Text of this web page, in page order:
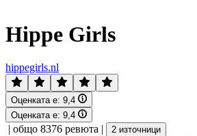
Hippe Girls
hippegirls.nl
Оценката е: 9,4
Оценката е: 9,4
| общо 8376 ревюта | 2 източници